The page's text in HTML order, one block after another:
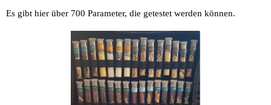
Es gibt hier über 700 Parameter, die getestet werden können.